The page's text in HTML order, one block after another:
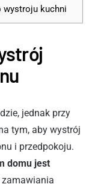
wystroju kuchni
jednak przy
tym, aby wystrój
i przedpokoju.
domu jest
zamawiania